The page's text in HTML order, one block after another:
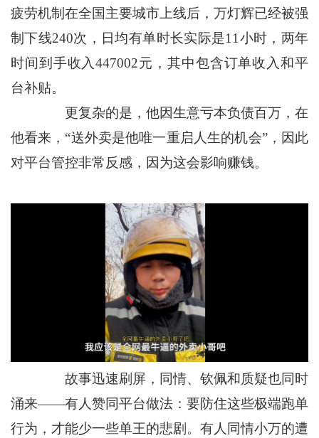
疲劳机制在全国主要城市上线后，万灯辉已经被强
制下线240次，日均有单时长实际是11小时，两年
时间到手收入447002元，其中包含订单收入和平
台补贴。
更复杂的是，他因生意亏本负债百万，在
他看来，“送外卖是他唯一重启人生的机会”，因此
对平台管控非常反感，因为这会影响赚钱。
故事迅速刷屏，同情、钦佩和质疑也同时
涌来——有人赞同平台做法：要防住这些极端跑单
行为，才能少一些单王的悲剧。有人同情小万的遭